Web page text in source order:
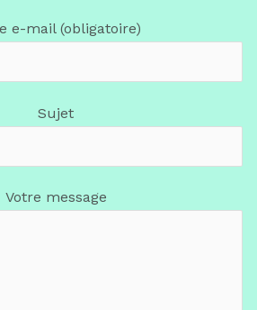
e-mail (obligatoire)
Sujet
Votre message